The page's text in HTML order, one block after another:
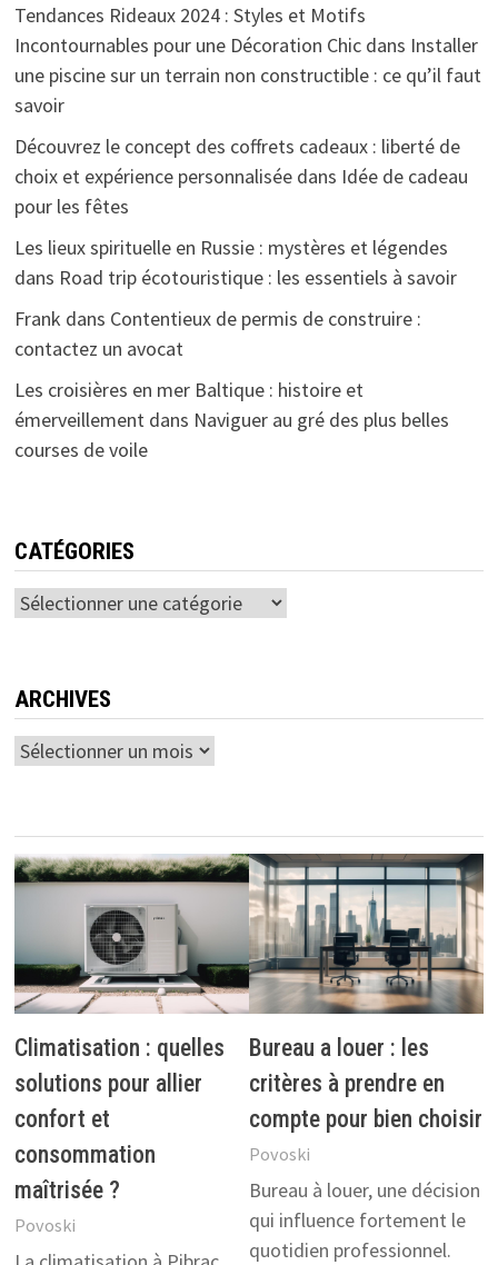
Tendances Rideaux 2024 : Styles et Motifs
Incontournables pour une Décoration Chicdans Installer
une piscine sur un terrain non constructible : ce qu’il faut
savoir
Découvrez le concept des coffrets cadeaux : liberté de
choix et expérience personnaliséedans Idée de cadeau
pour les fêtes
Les lieux spirituelle en Russie : mystères et légendes
dans Road trip écotouristique : les essentiels à savoir
Frank dans Contentieux de permis de construire :
contactez un avocat
Les croisières en mer Baltique : histoire et
émerveillementdans Naviguer au gré des plus belles
courses de voile
CATÉGORIES
Catégories
ARCHIVES
Archives
Climatisation : quelles
solutions pour allier
confort et
consommation
maîtrisée ?
Povoski
Bureau a louer : les
critères à prendre en
compte pour bien choisir
Povoski
Bureau à louer, une décision
qui influence fortement le
quotidien professionnel.